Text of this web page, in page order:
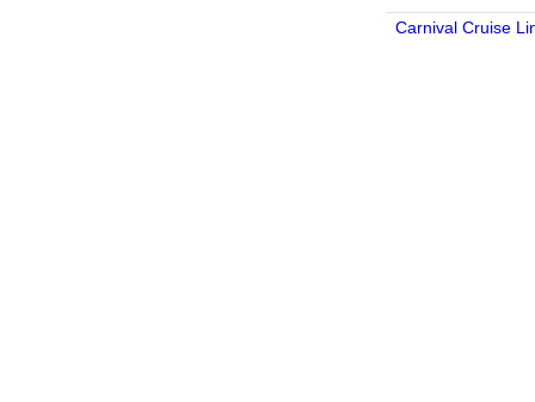
Carnival Cruise